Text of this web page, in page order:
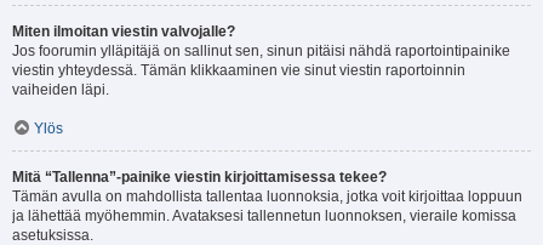
Miten ilmoitan viestin valvojalle?
Jos foorumin ylläpitäjä on sallinut sen, sinun pitäisi nähdä raportointipainike
viestin yhteydessä. Tämän klikkaaminen vie sinut viestin raportoinnin
vaiheiden läpi.
Ylös
Mitä “Tallenna”-painike viestin kirjoittamisessa tekee?
Tämän avulla on mahdollista tallentaa luonnoksia, jotka voit kirjoittaa loppuun
ja lähettää myöhemmin. Avataksesi tallennetun luonnoksen, vieraile komissa
asetuksissa.